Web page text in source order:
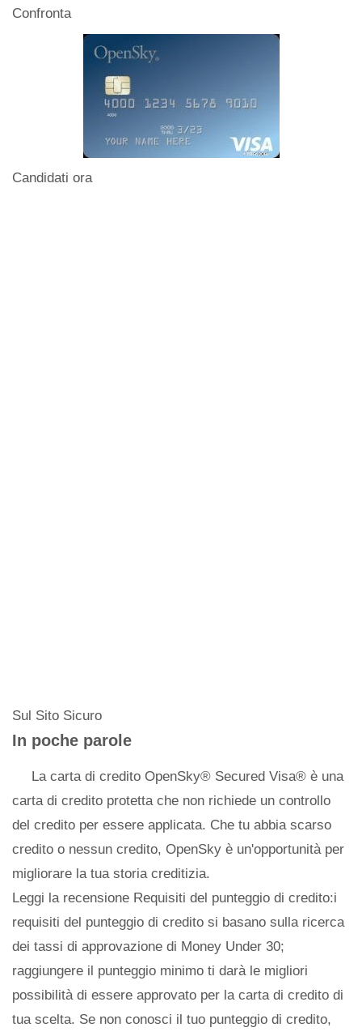
Confronta
Candidati ora
Sul Sito Sicuro
In poche parole
La carta di credito OpenSky® Secured Visa® è una
carta di credito protetta che non richiede un controllo
del credito per essere applicata. Che tu abbia scarso
credito o nessun credito, OpenSky è un'opportunità per
migliorare la tua storia creditizia.
Leggi la recensione Requisiti del punteggio di credito:i
requisiti del punteggio di credito si basano sulla ricerca
dei tassi di approvazione di Money Under 30;
raggiungere il punteggio minimo ti darà le migliori
possibilità di essere approvato per la carta di credito di
tua scelta. Se non conosci il tuo punteggio di credito,